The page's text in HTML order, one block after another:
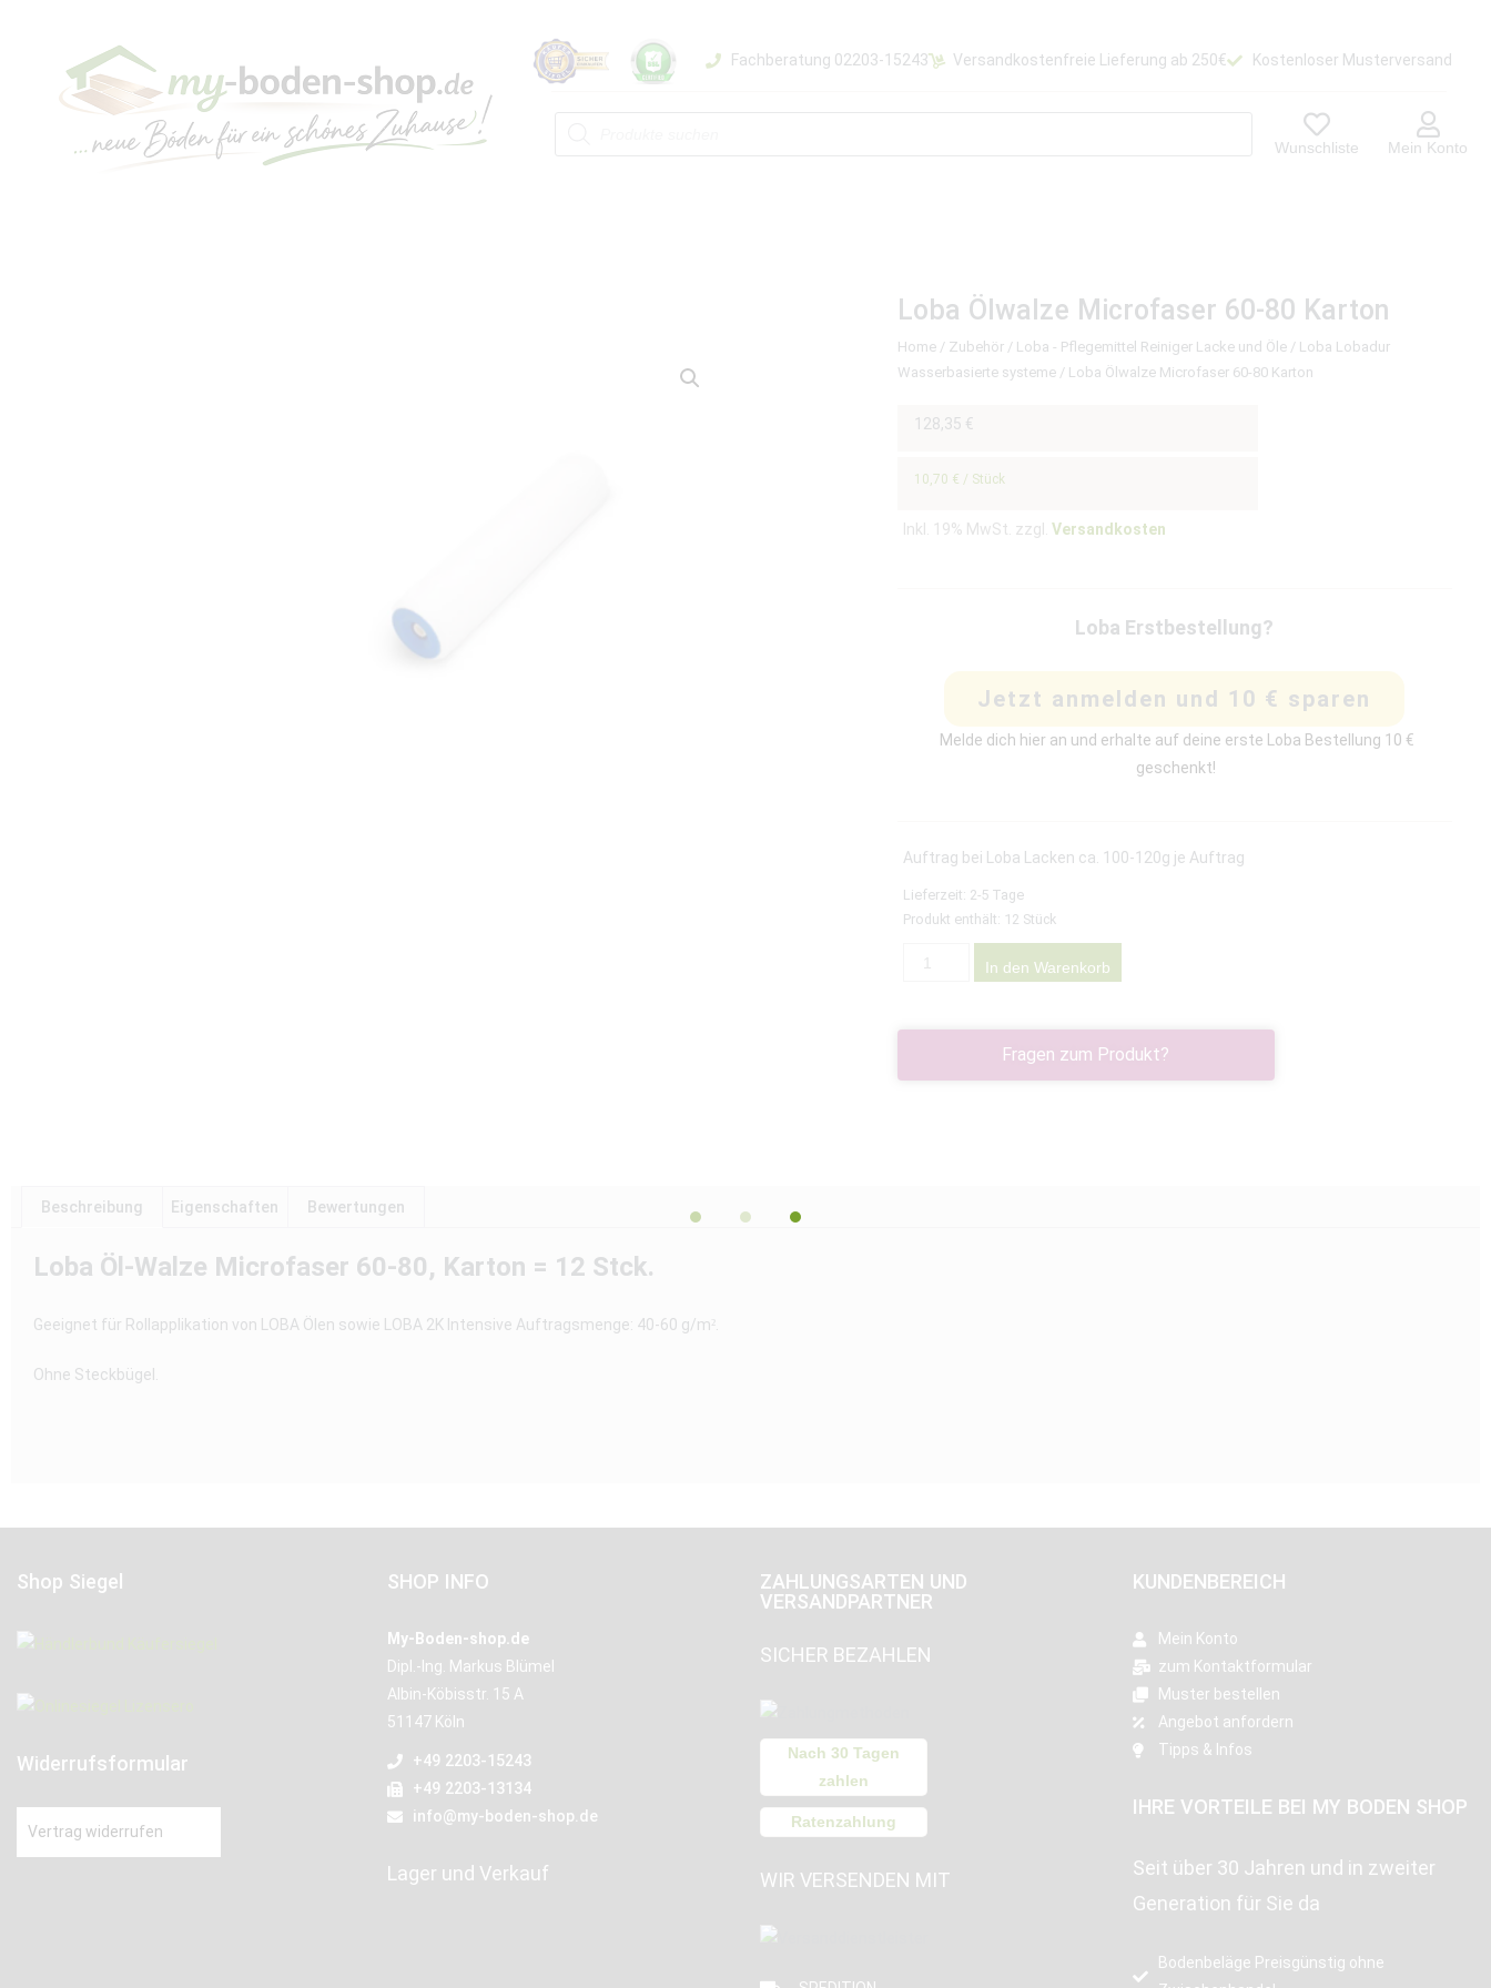
Fachberatung 02203-15243 Versandkostenfreie Lieferung ab 250€ Kostenloser Musterversand
Wunschliste Mein Konto
Loba Ölwalze Microfaser 60-80 Karton
Home/ Zubehör/ Loba - Pflegemittel Reiniger Lacke und Öle/ Loba Lobadur
Wasserbasierte systeme/ Loba Ölwalze Microfaser 60-80 Karton
128,35 €
10,70 € / Stück
Inkl. 19% MwSt. zzgl. Versandkosten
Loba Erstbestellung?
Jetzt anmelden und 10 € sparen
Melde dich hier an und erhalte auf deine erste Loba Bestellung 10 €
geschenkt!
Auftrag bei Loba Lacken ca. 100-120g je Auftrag
Lieferzeit: 2-5 Tage
Produkt enthält: 12 Stück
In den Warenkorb
Fragen zum Produkt?
Beschreibung Eigenschaften Bewertungen
Loba Öl-Walze Microfaser 60-80, Karton = 12 Stck.
Geeignet für Rollapplikation von LOBA Ölen sowie LOBA 2K Intensive Auftragsmenge: 40-60 g/m².
Ohne Steckbügel.
Shop Siegel
Widerrufsformular
Vertrag widerrufen
SHOP INFO
My-Boden-shop.de
Dipl.-Ing. Markus Blümel
Albin-Köbisstr. 15 A
51147 Köln
+49 2203-15243
+49 2203-13134
info@my-boden-shop.de
Lager und Verkauf
ZAHLUNGSARTEN UND
VERSANDPARTNER
SICHER BEZAHLEN
Nach 30 Tagen
zahlen
Ratenzahlung
WIR VERSENDEN MIT
KUNDENBEREICH
Mein Konto
zum Kontaktformular
Muster bestellen
Angebot anfordern
Tipps & Infos
IHRE VORTEILE BEI MY BODEN SHOP
Seit über 30 Jahren und in zweiter
Generation für Sie da
Bodenbeläge Preisgünstig ohne